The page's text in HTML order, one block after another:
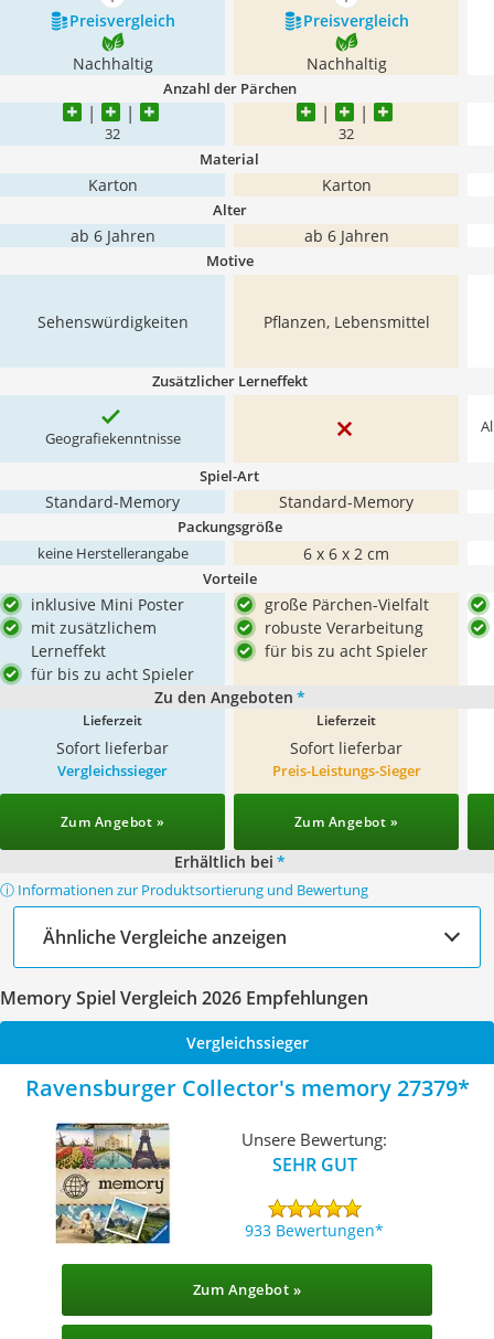
Preis­vergleich
Preis­vergleich
Nachhaltig Nachhaltig
Anzahl der Pärchen
32 32
Material
Karton Karton
Alter
ab 6 Jahren ab 6 Jahren
Motive
Sehenswürdigkeiten Pflanzen, Lebensmittel
Zusätzlicher Lerneffekt
Geografiekenntnisse
Spiel-Art
Standard-Memory Standard-Memory
Packungsgröße
keine Herstellerangabe 6 x 6 x 2 cm
Vorteile
inklusive Mini Poster
mit zusätzlichem
Lerneffekt
für bis zu acht Spieler
große Pärchen-Vielfalt
robuste Verarbeitung
für bis zu acht Spieler
Zu den Angeboten *
Lieferzeit
Sofort lieferbar
Lieferzeit
Sofort lieferbar
Vergleichssieger
Zum Angebot »
Preis-Leistungs-Sieger
Zum Angebot »
Erhältlich bei *
ⓘ Informationen zur Produktsortierung und Bewertung
Ähnliche Vergleiche anzeigen
Memory Spiel Vergleich 2026 Empfehlungen
Vergleichssieger
Ravensburger Collector's memory 27379
Unsere Bewertung:
SEHR GUT
933 Bewertungen
Zum Angebot »